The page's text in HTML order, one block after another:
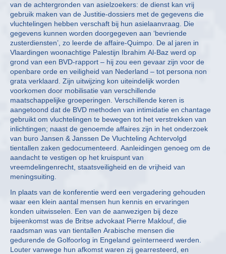
van de achtergronden van asielzoekers: de dienst kan vrij
gebruik maken van de Justitie-dossiers met de gegevens die
vluchtelingen hebben verschaft bij hun asielaanvraag. Die
gegevens kunnen worden doorgegeven aan ‘bevriende
zusterdiensten’, zo leerde de affaire-Quimpo. De al jaren in
Vlaardingen woonachtige Palestijn Ibrahim Al-Baz werd op
grond van een BVD-rapport – hij zou een gevaar zijn voor de
openbare orde en veiligheid van Nederland – tot persona non
grata verklaard. Zijn uitwijzing kon uiteindelijk worden
voorkomen door mobilisatie van verschillende
maatschappelijke groeperingen. Verschillende keren is
aangetoond dat de BVD methoden van intimidatie en chantage
gebruikt om vluchtelingen te bewegen tot het verstrekken van
inlichtingen; naast de genoemde affaires zijn in het onderzoek
van buro Jansen & Janssen De Vluchteling Achtervolgd
tientallen zaken gedocumenteerd. Aanleidingen genoeg om de
aandacht te vestigen op het kruispunt van
vreemdelingenrecht, staatsveiligheid en de vrijheid van
meningsuiting.
In plaats van de konferentie werd een vergadering gehouden
waar een klein aantal mensen hun kennis en ervaringen
konden uitwisselen. Een van de aanwezigen bij deze
bijeenkomst was de Britse advokaat Pierre Maklouf, die
raadsman was van tientallen Arabische mensen die
gedurende de Golfoorlog in Engeland geïnterneerd werden.
Louter vanwege hun afkomst waren zij gearresteerd, en